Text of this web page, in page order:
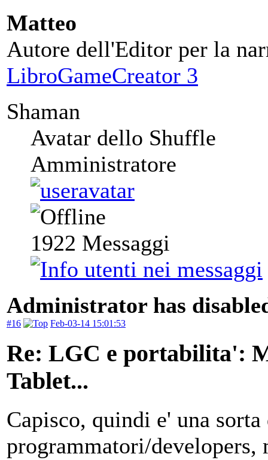
Matteo
Autore dell'Editor per la
LibroGameCreator 3
Shaman
Avatar dello Shuffle
Amministratore
1922 Messaggi
Administrator has
#16 Feb-03-14 15:01:53
Re: LGC e portabilita':
Tablet...
Capisco, quindi e' una
programmatori/developers,